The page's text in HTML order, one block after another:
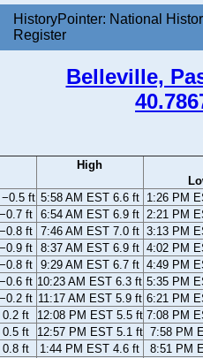
HistoryPointer: National
Register
Belleville,
High
−0.5 ft 5:58 AM EST 6.6 ft 1:26 PM
ft 6:54 AM EST 6.9 ft 2:21 PM
ft 7:46 AM EST 7.0 ft 3:13 PM
ft 8:37 AM EST 6.9 ft 4:02 PM
ft 9:29 AM EST 6.7 ft 4:49 PM
ft 10:23 AM EST 6.3 ft 5:35 PM
ft 11:17 AM EST 5.9 ft 6:21 PM
0.2 ft 12:08 PM EST 5.5 ft 7:08 PM
0.5 ft 12:57 PM EST 5.1 ft 7:58 PM
0.8 ft 1:44 PM EST 4.6 ft 8:51 PM